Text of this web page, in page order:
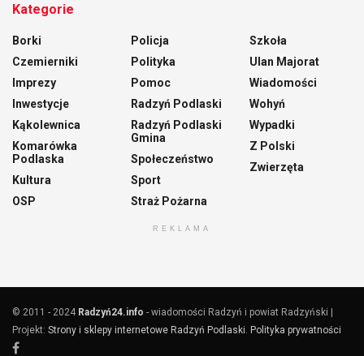
Kategorie
Borki
Czemierniki
Imprezy
Inwestycje
Kąkolewnica
Komarówka
Podlaska
Kultura
OSP
Policja
Polityka
Pomoc
Radzyń Podlaski
Radzyń Podlaski
Gmina
Społeczeństwo
Sport
Straż Pożarna
Szkoła
Ulan Majorat
Wiadomości
Wohyń
Wypadki
Z Polski
Zwierzęta
REKLAMA
© 2011 - 2024 Radzyń24.info - wiadomości Radzyń i powiat Radzyński |
Projekt: Strony i sklepy internetowe Radzyń Podlaski Polityka prywatności